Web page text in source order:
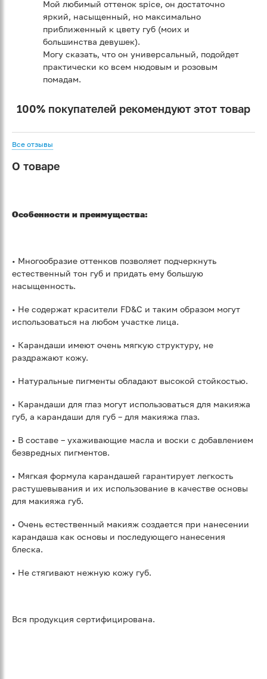
Мой любимый оттенок spice, он достаточно
яркий, насыщенный, но максимально
приближенный к цвету губ (моих и
большинства девушек).
Могу сказать, что он универсальный, подойдет
практически ко всем нюдовым и розовым
помадам.
100% покупателей рекомендуют этот товар
Все отзывы
О товаре
Особенности и преимущества:
• Многообразие оттенков позволяет подчеркнуть
естественный тон губ и придать ему большую
насыщенность.
• Не содержат красители FD&C и таким образом могут
использоваться на любом участке лица.
• Карандаши имеют очень мягкую структуру, не
раздражают кожу.
• Натуральные пигменты обладают высокой стойкостью.
• Карандаши для глаз могут использоваться для макияжа
губ, а карандаши для губ – для макияжа глаз.
• В составе – ухаживающие масла и воски с добавлением
безвредных пигментов.
• Мягкая формула карандашей гарантирует легкость
растушевывания и их использование в качестве основы
для макияжа губ.
• Очень естественный макияж создается при нанесении
карандаша как основы и последующего нанесения
блеска.
• Не стягивают нежную кожу губ.
Вся продукция сертифицирована.